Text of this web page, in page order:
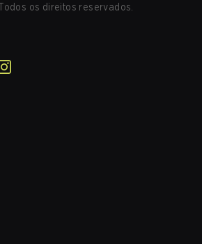
os direitos reservados.